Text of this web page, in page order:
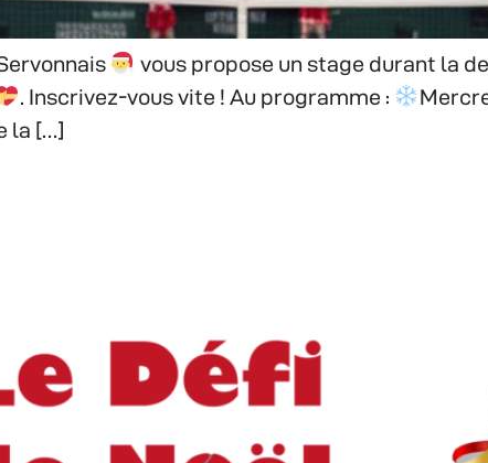
vous propose un stage durant la
. Inscrivez-vous vite ! Au programme :
la […]